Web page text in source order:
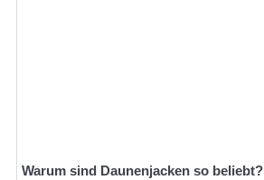
Warum sind Daunenjacken so beliebt?